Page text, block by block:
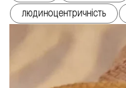
людиноцентричність